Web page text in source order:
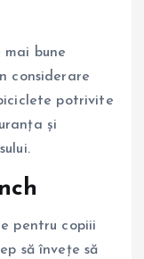
mai bune
considerare
potrivite
și
pentru copiii
să învețe să